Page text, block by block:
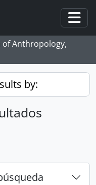
Anthropology,
by: